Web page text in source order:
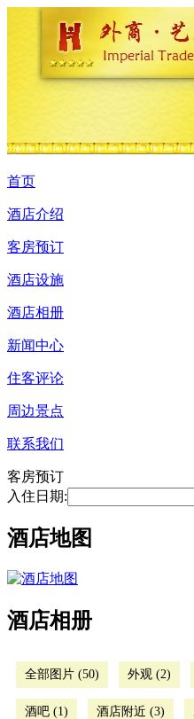
首页
酒店介绍
客房预订
酒店设施
酒店相册
新闻中心
住客评论
周边景点
联系我们
客房预订
入住日期:
酒店地图
酒店相册
全部图片 (50) 外观 (2)
酒吧 (1) 酒店附近 (3)